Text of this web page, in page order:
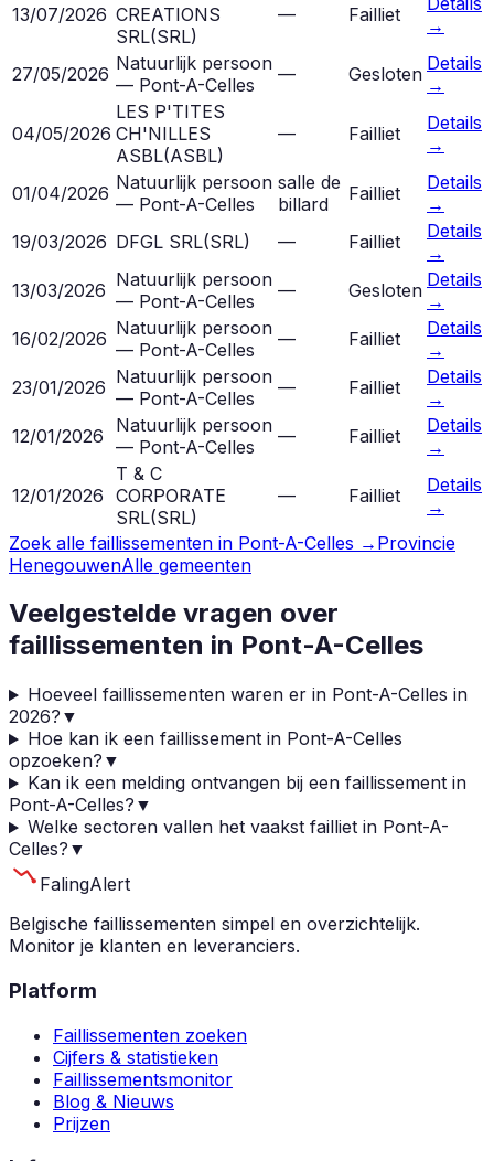
13/07/2026 CREATIONS
SRL(SRL)
— Failliet
→
27/05/2026 Natuurlijk persoon
— Pont-A-Celles
— Gesloten Details
→
04/05/2026
LES P'TITES
CH'NILLES
ASBL(ASBL)
— Failliet
Details
→
01/04/2026 Natuurlijk persoon
— Pont-A-Celles
salle de
billard
Failliet
Details
→
19/03/2026 DFGL SRL(SRL) — Failliet
Details
→
13/03/2026 Natuurlijk persoon
— Pont-A-Celles
— Gesloten Details
→
16/02/2026 Natuurlijk persoon
— Pont-A-Celles
— Failliet
Details
→
23/01/2026 Natuurlijk persoon
— Pont-A-Celles
— Failliet
Details
→
12/01/2026
Natuurlijk persoon
— Pont-A-Celles
— Failliet
Details
→
12/01/2026
T & C
CORPORATE
SRL(SRL)
— Failliet
Details
→
Zoek alle faillissementen in Pont-A-Celles → Provincie
HenegouwenAlle gemeenten
Veelgestelde vragen over
faillissementen in Pont-A-Celles
Hoeveel faillissementen waren er in Pont-A-Celles in
2026? ▼
Hoe kan ik een faillissement in Pont-A-Celles
opzoeken? ▼
Kan ik een melding ontvangen bij een faillissement in
Pont-A-Celles? ▼
Welke sectoren vallen het vaakst failliet in Pont-A-
Celles? ▼
FalingAlert
Belgische faillissementen simpel en overzichtelijk.
Monitor je klanten en leveranciers.
Platform
Faillissementen zoeken
Cijfers & statistieken
Faillissementsmonitor
Blog & Nieuws
Prijzen